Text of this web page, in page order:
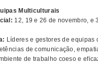
Multiculturais
12, 19 e 26 de novembro, e
Líderes e gestores de equipas
de comunicação,
de trabalho coeso e